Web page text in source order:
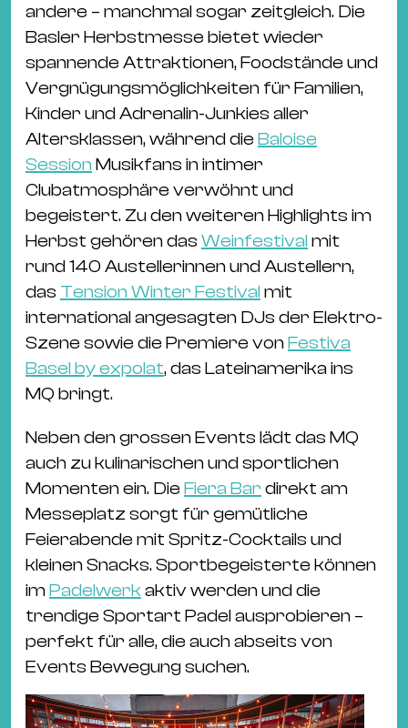
andere – manchmal sogar zeitgleich. Die
Basler Herbstmesse bietet wieder
spannende Attraktionen, Foodstände und
Vergnügungsmöglichkeiten für Familien,
Kinder und Adrenalin-Junkies aller
Altersklassen, während die Baloise
Session Musikfans in intimer
Clubatmosphäre verwöhnt und
begeistert. Zu den weiteren Highlights im
Herbst gehören das Weinfestival mit
rund 140 Austellerinnen und Austellern,
das Tension Winter Festival mit
international angesagten DJs der Elektro-
Szene sowie die Premiere vonFestiva
Basel by expolat, das Lateinamerika ins
MQ bringt.
Neben den grossen Events lädt das MQ
auch zu kulinarischen und sportlichen
Momenten ein. Die Fiera Bar direkt am
Messeplatz sorgt für gemütliche
Feierabende mit Spritz-Cocktails und
kleinen Snacks. Sportbegeisterte können
imPadelwerk aktiv werden und die
trendige Sportart Padel ausprobieren –
perfekt für alle, die auch abseits von
Events Bewegung suchen.